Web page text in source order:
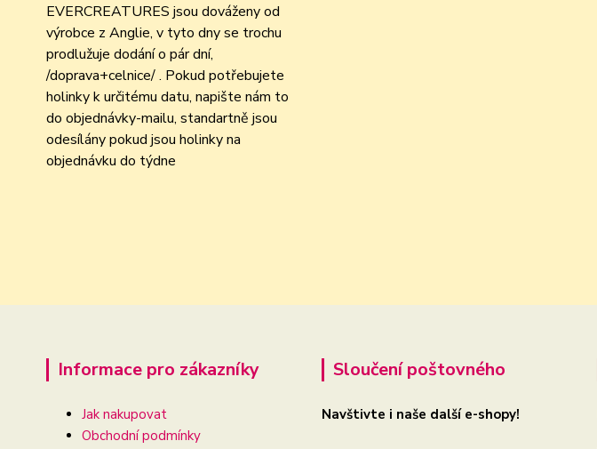
EVERCREATURES jsou dováženy od
výrobce z Anglie, v tyto dny se trochu
prodlužuje dodání o pár dní,
/doprava+celnice/ . Pokud potřebujete
holinky k určitému datu, napište nám to
do objednávky-mailu, standartně jsou
odesílány pokud jsou holinky na
objednávku do týdne
Informace pro zákazníky
Jak nakupovat
Obchodní podmínky
Sloučení poštovného
Navštivte i naše další e-shopy!